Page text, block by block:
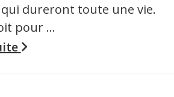
dureront toute une vie.
pour …